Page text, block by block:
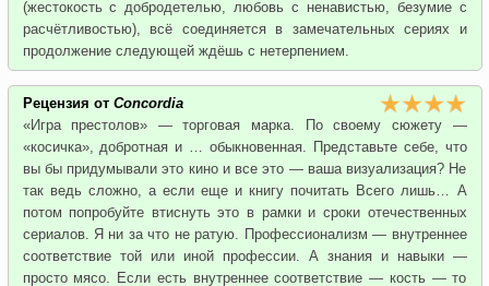
(жестокость с добродетелью, любовь с ненавистью, безумие с
расчётливостью), всё соединяется в замечательных сериях и
продолжение следующей ждёшь с нетерпением.
Рецензия от Concordia
«Игра престолов» — торговая марка. По своему сюжету —
«косичка», добротная и … обыкновенная. Представьте себе, что
вы бы придумывали это кино и все это — ваша визуализация? Не
так ведь сложно, а если еще и книгу почитать Всего лишь… А
потом попробуйте втиснуть это в рамки и сроки отечественных
сериалов. Я ни за что не ратую. Профессионализм — внутреннее
соответствие той или иной профессии. А знания и навыки —
просто мясо. Если есть внутреннее соответствие — кость — то